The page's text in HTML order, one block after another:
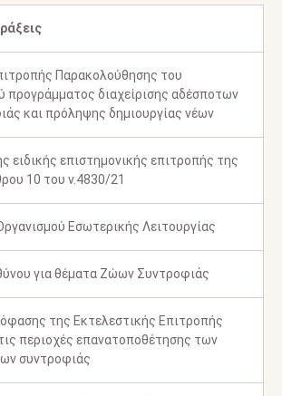
Παρακολούθησης του
προγράμματος διαχείρισης αδέσποτων
και πρόληψης δημιουργίας νέων
ειδικής επιστημονικής επιτροπής της
10 του ν.4830/21
Εσωτερικής Λειτουργίας
για θέματα Ζώων Συντροφιάς
της Εκτελεστικής Επιτροπής
περιοχές επανατοποθέτησης των
συντροφιάς